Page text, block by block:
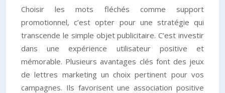
Choisir les mots fléchés comme support
promotionnel, c’est opter pour une stratégie qui
transcende le simple objet publicitaire. C’est investir
dans une expérience utilisateur positive et
mémorable. Plusieurs avantages clés font des jeux
de lettres marketing un choix pertinent pour vos
campagnes. Ils favorisent une association positive